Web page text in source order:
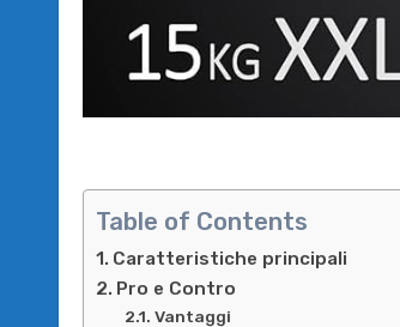
Table of Contents
Caratteristiche principali
Pro e Contro
Vantaggi